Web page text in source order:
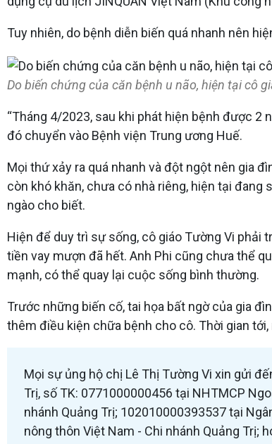
Tuy nhiên, do bệnh diễn biến quá nhanh nên
Do biến chứng của căn bệnh u não, hiện tại cô
“Tháng 4/2023, sau khi phát hiện bệnh được 2
đó chuyển vào Bệnh viện Trung ương Huế.
Mọi thứ xảy ra quá nhanh và đột ngột nên gia
còn khó khăn, chưa có nhà riêng, hiện tại đang
ngào cho biết.
Hiện để duy trì sự sống, cô giáo Tường Vi phải
tiền vay mượn đã hết. Anh Phi cũng chưa thể
mạnh, có thể quay lại cuộc sống bình thường.
Trước những biến cố, tai họa bất ngờ của gia
thêm điều kiện chữa bệnh cho cô. Thời gian
Mọi sự ủng hộ chị Lê Thị Tường Vi xin gửi
Trị, số TK: 0771000000456 tại NHTMCP
nhánh Quảng Trị; 102010000393537 tại
nông thôn Việt Nam - Chi nhánh Quảng Trị;